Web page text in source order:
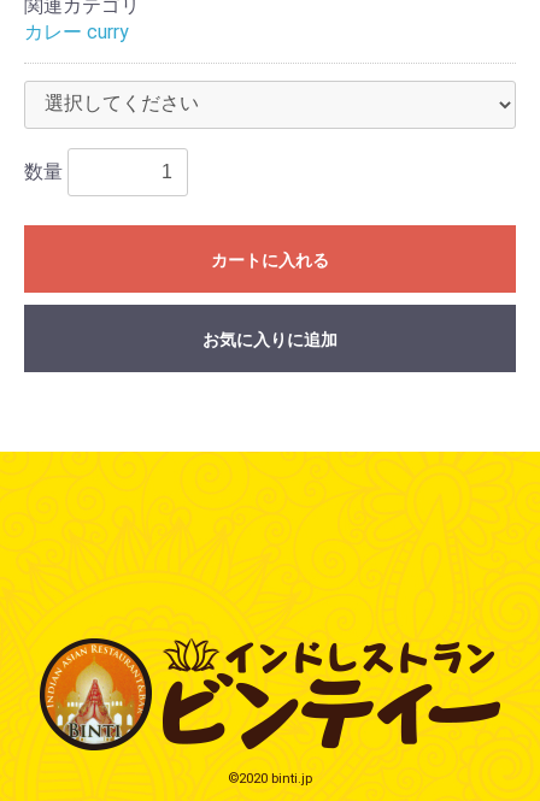
関連カテゴリ
カレー curry
数量
カートに入れる
お気に入りに追加
©2020 binti.jp